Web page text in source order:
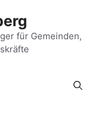
für Gemeinden,